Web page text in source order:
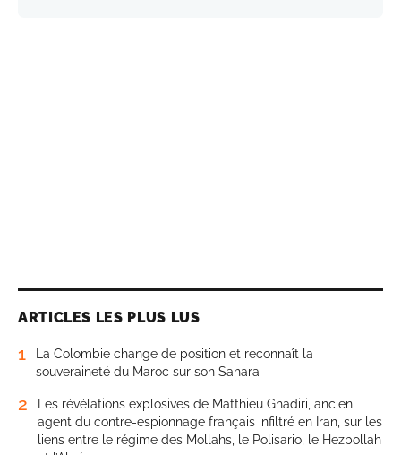
ARTICLES LES PLUS LUS
1
La Colombie change de position et reconnaît la
souveraineté du Maroc sur son Sahara
2
Les révélations explosives de Matthieu Ghadiri, ancien
agent du contre-espionnage français infiltré en Iran, sur les
liens entre le régime des Mollahs, le Polisario, le Hezbollah